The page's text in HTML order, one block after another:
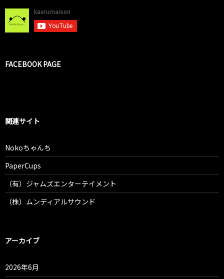
FACEBOOK PAGE
関連サイト
Nokoちゃんち
PaperCups
（有）ジャムズエンターテイメント
（株）ムンディアルサウンド
アーカイブ
2026年6月